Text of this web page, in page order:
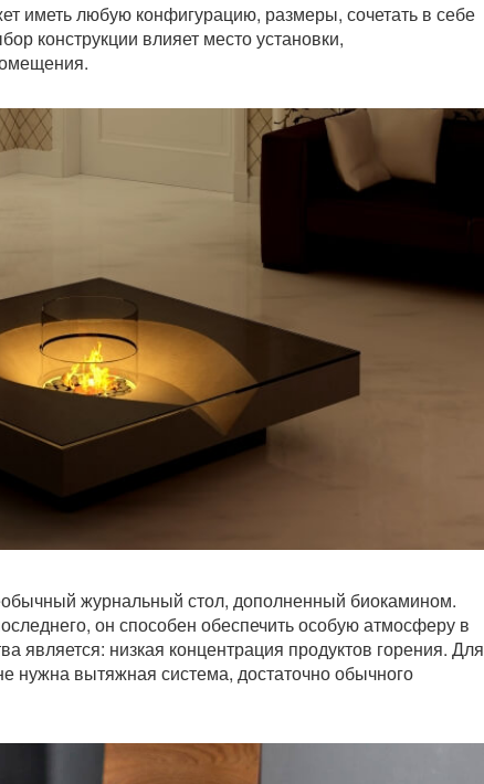
иметь любую конфигурацию, размеры, сочетать в себе
конструкции влияет место установки,
журнальный стол, дополненный биокамином.
он способен обеспечить особую атмосферу в
является: низкая концентрация продуктов горения. Для
нужна вытяжная система, достаточно обычного